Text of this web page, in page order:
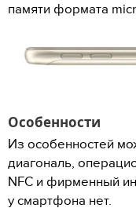
памяти формата
Особенности
Из особенностей
диагональ,
NFC и фирменный
у смартфона нет.